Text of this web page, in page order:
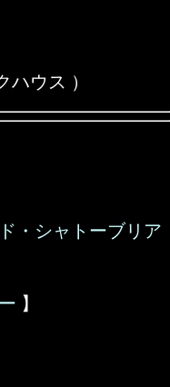
ハウス ）
・シャトーブリア
】